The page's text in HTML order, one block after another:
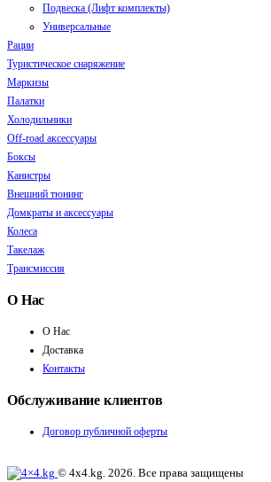
Подвеска (Лифт комплекты)
Универсальные
Рации
Туристическое снаряжение
Маркизы
Палатки
Холодильники
Off-road аксессуары
Боксы
Канистры
Внешний тюнинг
Домкраты и аксессуары
Колеса
Такелаж
Трансмиссия
О Нас
О Нас
Доставка
Контакты
Обслуживание клиентов
Договор публичной оферты
© 4x4.kg. 2026. Все права защищены